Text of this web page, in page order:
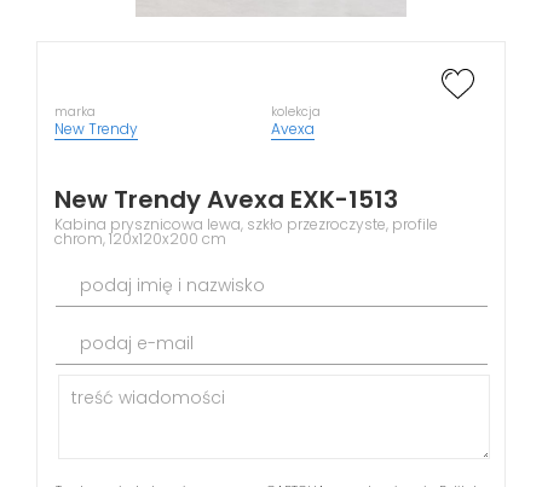
marka
New Trendy
kolekcja
Avexa
New Trendy Avexa EXK-1513
Kabina prysznicowa lewa, szkło przezroczyste, profile
chrom, 120x120x200 cm
podaj imię i nazwisko
podaj e-mail